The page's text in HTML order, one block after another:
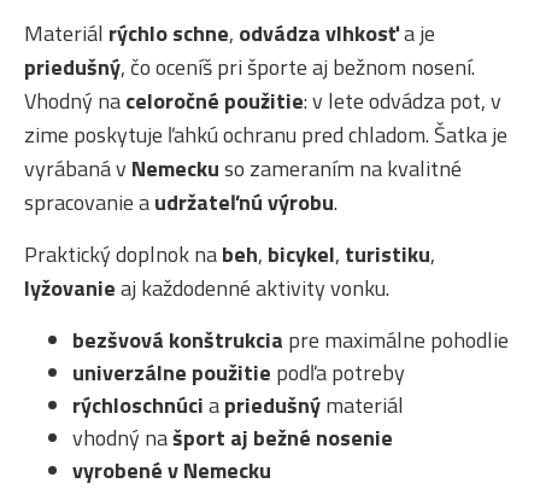
Materiál rýchlo schne, odvádza vlhkosťa je
priedušný, čo oceníš pri športe aj bežnom nosení.
Vhodný naceloročné použitie: v lete odvádza pot, v
zime poskytuje ľahkú ochranu pred chladom. Šatka je
vyrábaná v Nemeckuso zameraním na kvalitné
spracovanie audržateľnú výrobu.
Praktický doplnok nabeh, bicykel, turistiku,
lyžovanieaj každodenné aktivity vonku.
bezšvová konštrukcia pre maximálne pohodlie
univerzálne použitie podľa potreby
rýchloschnúciapriedušnýmateriál
vhodný našport aj bežné nosenie
vyrobené v Nemecku